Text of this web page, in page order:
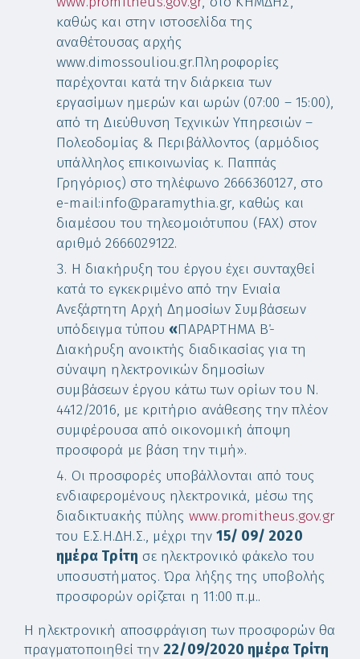
καθώς και στην ιστοσελίδα της
αναθέτουσας αρχής
www.dimossouliou.gr.Πληροφορίες
παρέχονται κατά την διάρκεια των
εργασίμων ημερών και ωρών (07:00 – 15:00),
από τη Διεύθυνση Τεχνικών Υπηρεσιών –
Πολεοδομίας & Περιβάλλοντος (αρμόδιoς
υπάλληλος επικοινωνίας κ. Παππάς
Γρηγόριος) στο τηλέφωνο 2666360127, στο
e-mail:info@paramythia.gr, καθώς και
διαμέσου του τηλεομοιότυπου (FAX) στον
αριθμό 2666029122.
Η διακήρυξη του έργου έχει συνταχθεί
κατά το εγκεκριμένο από την Ενιαία
Ανεξάρτητη Αρχή Δημοσίων Συμβάσεων
υπόδειγμα τύπου «ΠΑΡΑΡΤΗΜΑ Β΄-
Διακήρυξη ανοικτής διαδικασίας για τη
σύναψη ηλεκτρονικών δημοσίων
συμβάσεων έργου κάτω των ορίων του Ν.
4412/2016, με κριτήριο ανάθεσης την πλέον
συμφέρουσα από οικονομική άποψη
προσφορά με βάση την τιμή».
Οι προσφορές υποβάλλονται από τους
ενδιαφερομένους ηλεκτρονικά, μέσω της
διαδικτυακής πύλης www.promitheus.gov.gr
του Ε.Σ.Η.ΔΗ.Σ., μέχρι την15/ 09/ 2020
ημέρα Tρίτη σε ηλεκτρονικό φάκελο του
υποσυστήματος. Ώρα λήξης της υποβολής
προσφορών ορίζεται η 11:00 π.μ..
H ηλεκτρονική αποσφράγιση των προσφορών θα
πραγματοποιηθεί την 22/09/2020 ημέρα Τρίτη